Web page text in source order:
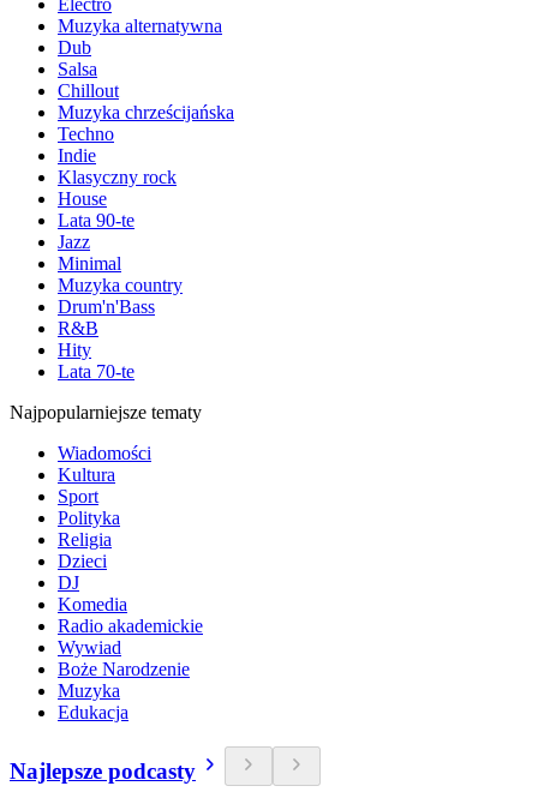
Electro
Muzyka alternatywna
Dub
Salsa
Chillout
Muzyka chrześcijańska
Techno
Indie
Klasyczny rock
House
Lata 90-te
Jazz
Minimal
Muzyka country
Drum'n'Bass
R&B
Hity
Lata 70-te
Najpopularniejsze tematy
Wiadomości
Kultura
Sport
Polityka
Religia
Dzieci
DJ
Komedia
Radio akademickie
Wywiad
Boże Narodzenie
Muzyka
Edukacja
Najlepsze podcasty